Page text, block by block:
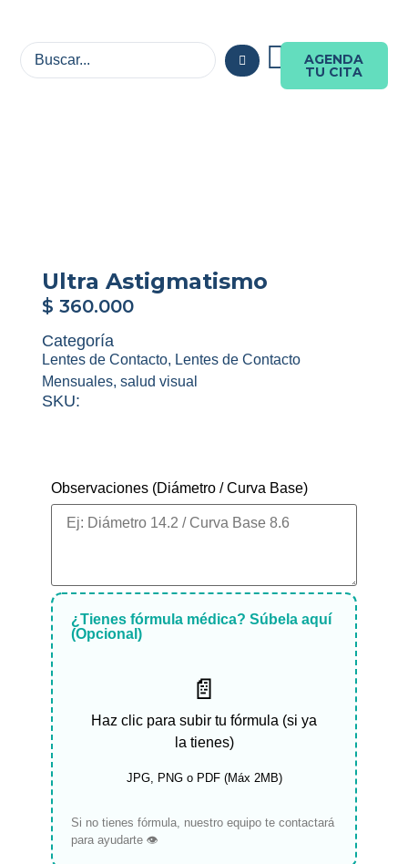
AGENDA
TU CITA
Ultra Astigmatismo
$ 360.000
Categoría
Lentes de Contacto, Lentes de Contacto
Mensuales, salud visual
SKU:
Observaciones (Diámetro / Curva Base)
¿Tienes fórmula médica? Súbela aquí
(Opcional)
📄
Haz clic para subir tu fórmula (si ya
la tienes)
JPG, PNG o PDF (Máx 2MB)
Si no tienes fórmula, nuestro equipo te contactará
para ayudarte 👁️